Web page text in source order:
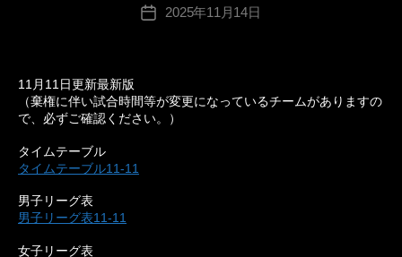
投
2025年11月14日
11月11日更新最新版
（棄権に伴い試合時間等が変更になっているチームがありますの
で、必ずご確認ください。）
タイムテーブル
タイムテーブル11-11
男子リーグ表
男子リーグ表11-11
女子リーグ表